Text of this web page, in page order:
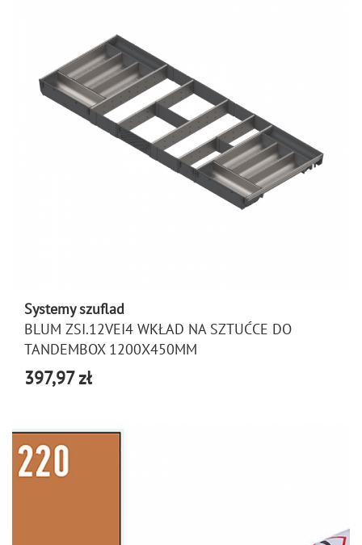
Systemy szuflad
BLUM ZSI.12VEI4 WKŁAD NA SZTUĆCE DO
TANDEMBOX 1200X450MM
397,97 zł